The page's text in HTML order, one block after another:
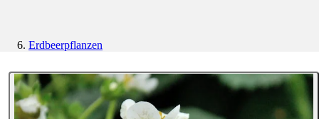
Erdbeerpflanzen